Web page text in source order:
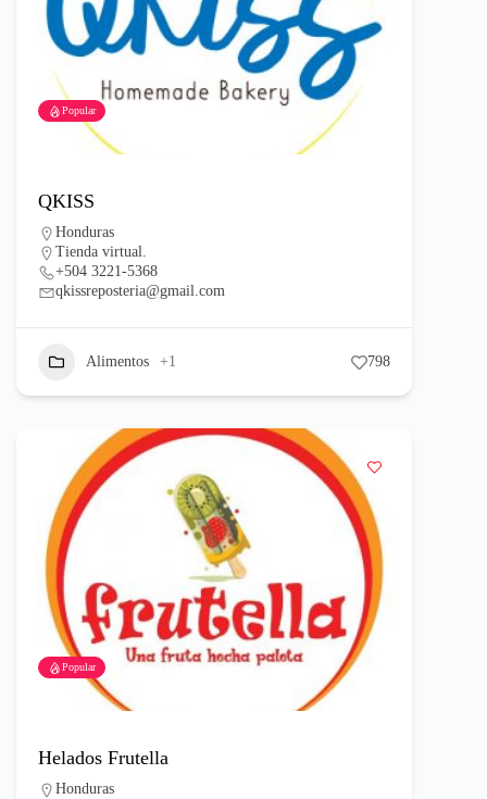
Popular
QKISS
Honduras
Tienda virtual.
+504 3221-5368
qkissreposteria@gmail.com
Alimentos +1 798
Popular
Helados Frutella
Honduras